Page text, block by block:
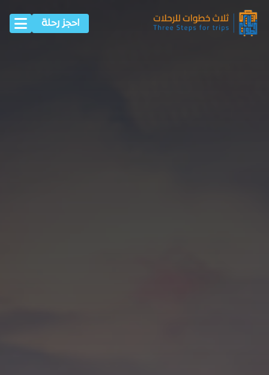
احجز رحلة